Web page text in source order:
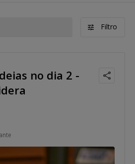
Filtro
no dia 2 -